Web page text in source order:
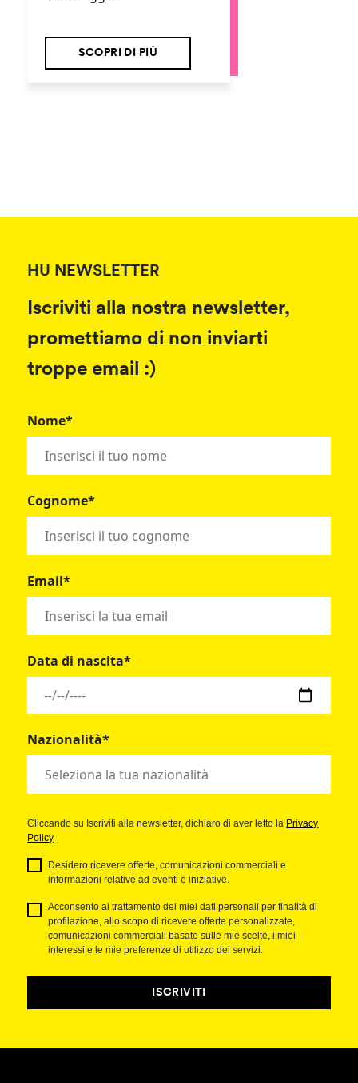
SCOPRI DI PIÙ
HU NEWSLETTER
Iscriviti alla nostra newsletter,
promettiamo di non inviarti
troppe email :)
Nome*
Cognome*
Email*
Data di nascita*
Nazionalità*
Cliccando su Iscriviti alla newsletter, dichiaro di aver letto la Privacy
Policy
Desidero ricevere offerte, comunicazioni commerciali e
informazioni relative ad eventi e iniziative.
Acconsento al trattamento dei miei dati personali per finalità di
profilazione, allo scopo di ricevere offerte personalizzate,
comunicazioni commerciali basate sulle mie scelte, i miei
interessi e le mie preferenze di utilizzo dei servizi.
ISCRIVITI